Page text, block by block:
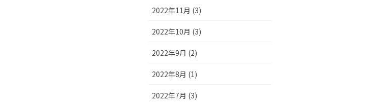
2022年11月 (3)
2022年10月 (3)
2022年9月 (2)
2022年8月 (1)
2022年7月 (3)